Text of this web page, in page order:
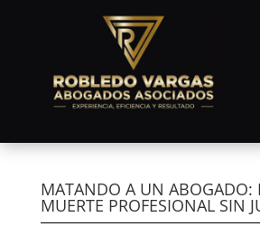
MATANDO A UN ABOGADO:
MUERTE PROFESIONAL SIN